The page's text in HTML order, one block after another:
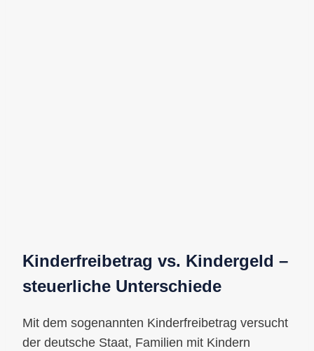
Kinderfreibetrag vs. Kindergeld –
steuerliche Unterschiede
Mit dem sogenannten Kinderfreibetrag versucht
der deutsche Staat, Familien mit Kindern